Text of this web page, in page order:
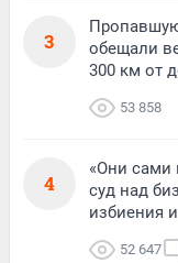
3
обещали
300 км от
53 858
4
«Они сами
суд над
избиения
52 647